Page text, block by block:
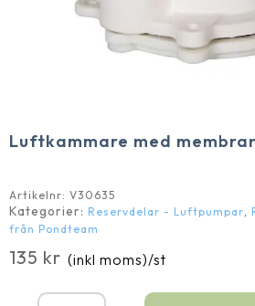
Luftkammare med
Artikelnr: V30635
Kategorier: Reservdelar - Luftpumpar,
från Pondteam
135 kr (inkl moms)/st